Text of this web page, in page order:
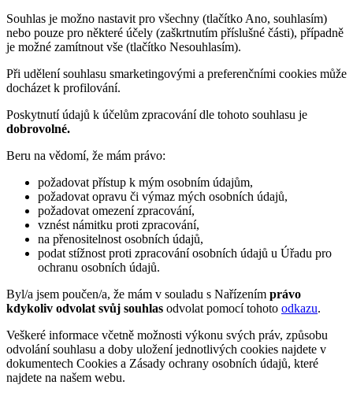
Souhlas je možno nastavit pro všechny (tlačítko Ano, souhlasím)
nebo pouze pro některé účely (zaškrtnutím příslušné části), případně
je možné zamítnout vše (tlačítko Nesouhlasím).
Při udělení souhlasu smarketingovými a preferenčními cookies může
docházet k profilování.
Poskytnutí údajů k účelům zpracování dle tohoto souhlasu je
dobrovolné.
Beru na vědomí, že mám právo:
požadovat přístup k mým osobním údajům,
požadovat opravu či výmaz mých osobních údajů,
požadovat omezení zpracování,
vznést námitku proti zpracování,
na přenositelnost osobních údajů,
podat stížnost proti zpracování osobních údajů u Úřadu pro
ochranu osobních údajů.
Byl/a jsem poučen/a, že mám v souladu s Nařízením právo
kdykoliv odvolat svůj souhlas odvolat pomocí tohoto odkazu.
Veškeré informace včetně možnosti výkonu svých práv, způsobu
odvolání souhlasu a doby uložení jednotlivých cookies najdete v
dokumentech Cookies a Zásady ochrany osobních údajů, které
najdete na našem webu.